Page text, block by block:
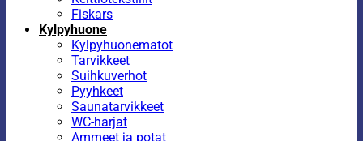
Fiskars
Kylpyhuone
Kylpyhuonematot
Tarvikkeet
Suihkuverhot
Pyyhkeet
Saunatarvikkeet
WC-harjat
Ammeet ja potat